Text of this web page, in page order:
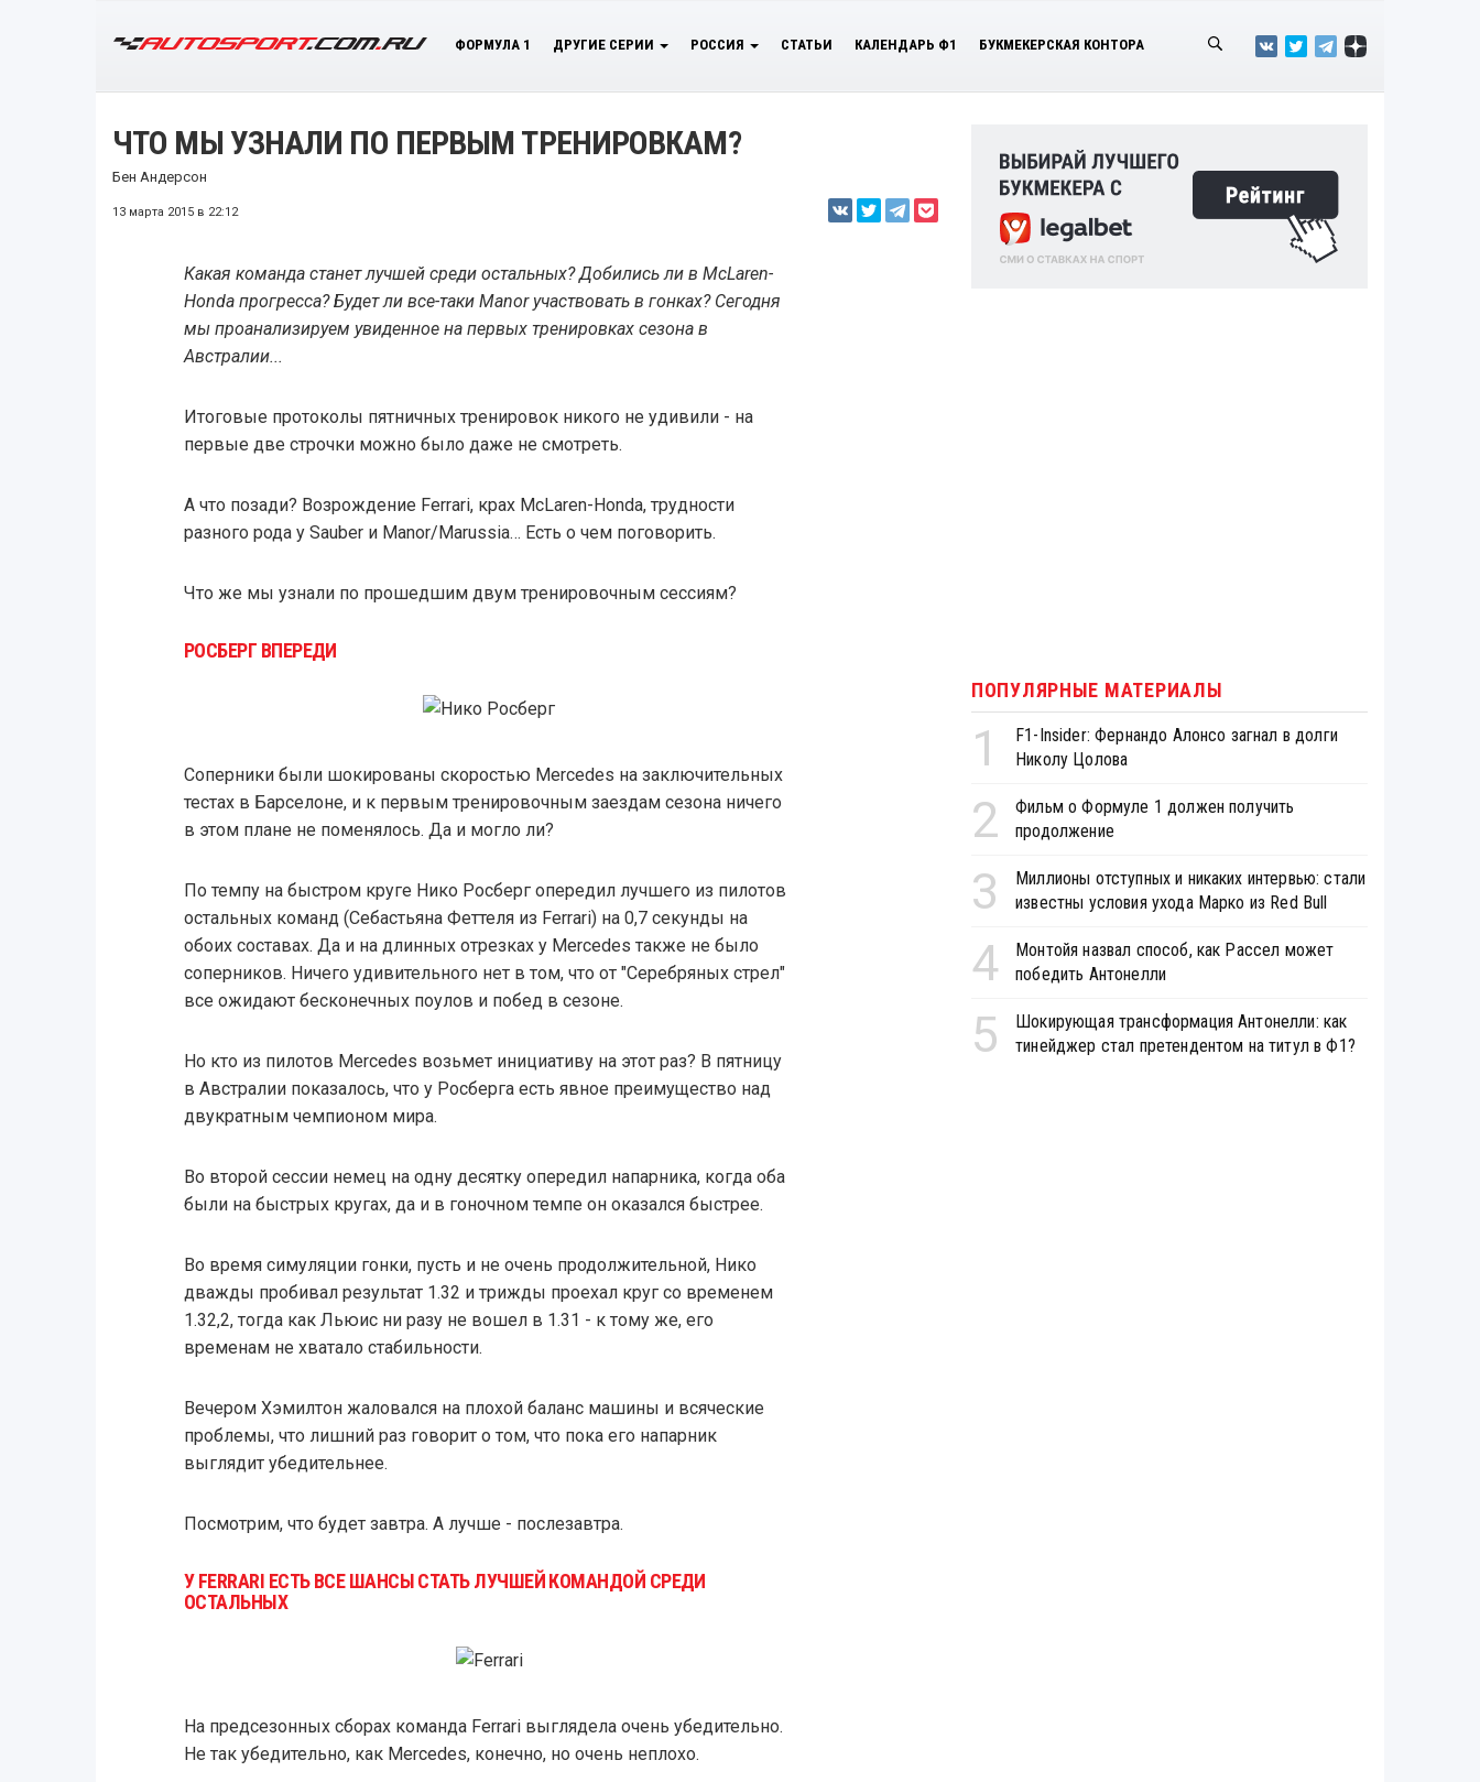
ФОРМУЛА 1 ДРУГИЕ СЕРИИ РОССИЯ СТАТЬИ КАЛЕНДАРЬ Ф1 БУКМЕКЕРСКАЯ КОНТОРА
ЧТО МЫ УЗНАЛИ ПО ПЕРВЫМ ТРЕНИРОВКАМ?
Бен Андерсон
13 марта 2015 в 22:12
Какая команда станет лучшей среди остальных? Добились ли в McLaren-
Honda прогресса? Будет ли все-таки Manor участвовать в гонках? Сегодня
мы проанализируем увиденное на первых тренировках сезона в
Австралии...
Итоговые протоколы пятничных тренировок никого не удивили - на
первые две строчки можно было даже не смотреть.
А что позади? Возрождение Ferrari, крах McLaren-Honda, трудности
разного рода у Sauber и Manor/Marussia… Есть о чем поговорить.
Что же мы узнали по прошедшим двум тренировочным сессиям?
РОСБЕРГ ВПЕРЕДИ
Соперники были шокированы скоростью Mercedes на заключительных
тестах в Барселоне, и к первым тренировочным заездам сезона ничего
в этом плане не поменялось. Да и могло ли?
По темпу на быстром круге Нико Росберг опередил лучшего из пилотов
остальных команд (Себастьяна Феттеля из Ferrari) на 0,7 секунды на
обоих составах. Да и на длинных отрезках у Mercedes также не было
соперников. Ничего удивительного нет в том, что от "Серебряных стрел"
все ожидают бесконечных поулов и побед в сезоне.
Но кто из пилотов Mercedes возьмет инициативу на этот раз? В пятницу
в Австралии показалось, что у Росберга есть явное преимущество над
двукратным чемпионом мира.
Во второй сессии немец на одну десятку опередил напарника, когда оба
были на быстрых кругах, да и в гоночном темпе он оказался быстрее.
Во время симуляции гонки, пусть и не очень продолжительной, Нико
дважды пробивал результат 1.32 и трижды проехал круг со временем
1.32,2, тогда как Льюис ни разу не вошел в 1.31 - к тому же, его
временам не хватало стабильности.
Вечером Хэмилтон жаловался на плохой баланс машины и всяческие
проблемы, что лишний раз говорит о том, что пока его напарник
выглядит убедительнее.
Посмотрим, что будет завтра. А лучше - послезавтра.
У FERRARI ЕСТЬ ВСЕ ШАНСЫ СТАТЬ ЛУЧШЕЙ КОМАНДОЙ СРЕДИ
ОСТАЛЬНЫХ
На предсезонных сборах команда Ferrari выглядела очень убедительно.
Не так убедительно, как Mercedes, конечно, но очень неплохо.
ПОПУЛЯРНЫЕ МАТЕРИАЛЫ
1
F1-Insider: Фернандо Алонсо загнал в долги
Николу Цолова
2
Фильм о Формуле 1 должен получить
продолжение
3
Миллионы отступных и никаких интервью: стали
известны условия ухода Марко из Red Bull
4
Монтойя назвал способ, как Рассел может
победить Антонелли
5
Шокирующая трансформация Антонелли: как
тинейджер стал претендентом на титул в Ф1?